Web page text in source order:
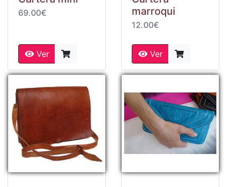
69.00€
Ver
marroqui
12.00€
Ver